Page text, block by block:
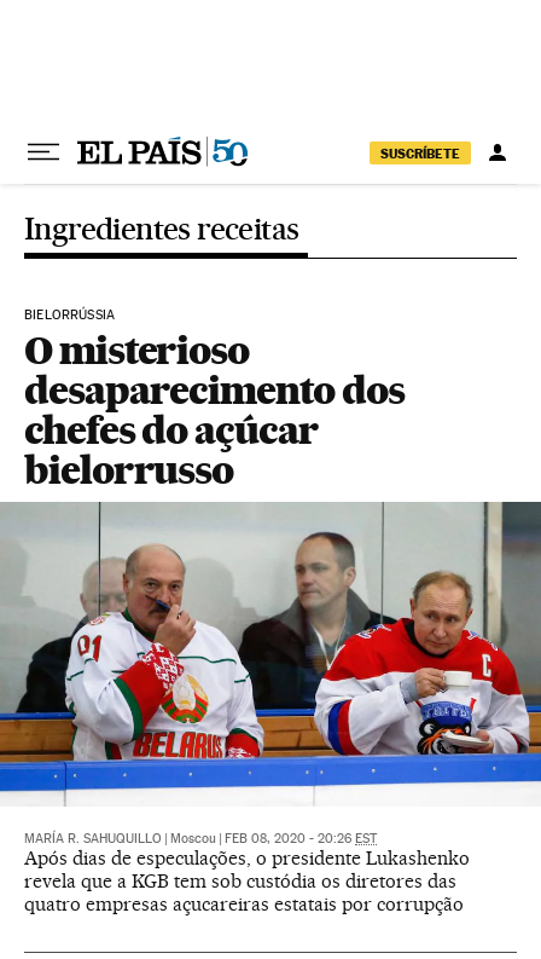
SUSCRÍBETE
Ingredientes receitas
BIELORRÚSSIA
O misterioso
desaparecimento dos
chefes do açúcar
bielorrusso
MARÍA R. SAHUQUILLO Moscou FEB 08, 2020 - 20:26 EST
Após dias de especulações, o presidente Lukashenko
revela que a KGB tem sob custódia os diretores das
quatro empresas açucareiras estatais por corrupção